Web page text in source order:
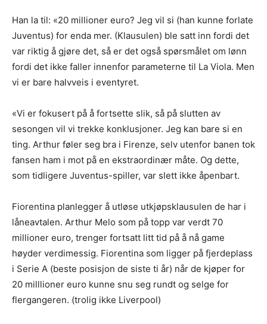
Han la til: «20 millioner euro? Jeg vil si (han kunne forlate
Juventus) for enda mer. (Klausulen) ble satt inn fordi det
var riktig å gjøre det, så er det også spørsmålet om lønn
fordi det ikke faller innenfor parameterne til La Viola. Men
vi er bare halvveis i eventyret.
«Vi er fokusert på å fortsette slik, så på slutten av
sesongen vil vi trekke konklusjoner. Jeg kan bare si en
ting. Arthur føler seg bra i Firenze, selv utenfor banen tok
fansen ham i mot på en ekstraordinær måte. Og dette,
som tidligere Juventus-spiller, var slett ikke åpenbart.
Fiorentina planlegger å utløse utkjøpsklausulen de har i
låneavtalen. Arthur Melo som på topp var verdt 70
millioner euro, trenger fortsatt litt tid på å nå game
høyder verdimessig. Fiorentina som ligger på fjerdeplass
i Serie A (beste posisjon de siste ti år) når de kjøper for
20 milllioner euro kunne snu seg rundt og selge for
flergangeren. (trolig ikke Liverpool)